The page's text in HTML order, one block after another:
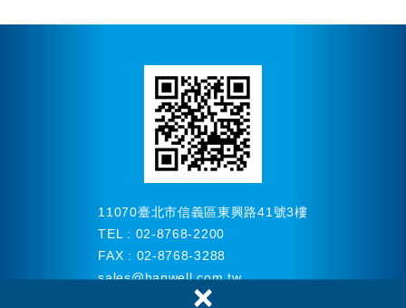
×
11070臺北市信義區東興路41號3樓
TEL : 02-8768-2200
FAX : 02-8768-3288
sales@hanwell.com.tw